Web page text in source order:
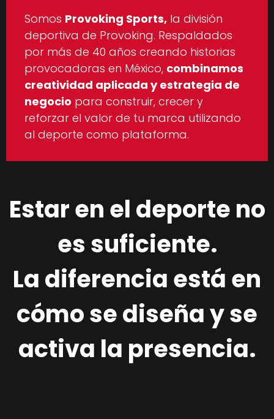
Somos Provoking Sports, la división
deportiva de Provoking. Respaldados
por más de 40 años creando historias
provocadoras en México, combinamos
creatividad aplicada y estrategia de
negocio para construir, crecer y
reforzar el valor de tu marca utilizando
al deporte como plataforma.
Estar en el deporte no
es suficiente.
La diferencia está en
cómo se diseña y se
activa la presencia.